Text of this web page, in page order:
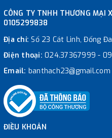
CÔNG TY TNHH THƯƠNG MẠI
0105299838
Địa chỉ:Số 23 Cát Linh, Đống
Điện thoại: 024.37367999 -
Email: banthach23@gmail.com
ĐIỀU KHOẢN